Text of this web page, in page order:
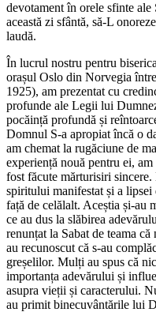
devotament în orele sfinte ale
această zi sfântă, să-L
laudă.
În lucrul nostru pentru
orașul Oslo din Norvegia
1925), am prezentat cu
profunde ale Legii lui
pocăință profundă și
Domnul S-a apropiat încă o
am chemat la rugăciune de
experiență nouă pentru ei,
fost făcute mărturisiri
spiritului manifestat și a lipsei
față de celălalt. Aceștia și-au
ce au dus la slăbirea
renunțat la Sabat de teama
au recunoscut că s-au
greșelilor. Mulți au spus că
importanța adevărului și
asupra vieții și caracterului.
au primit binecuvântările lui